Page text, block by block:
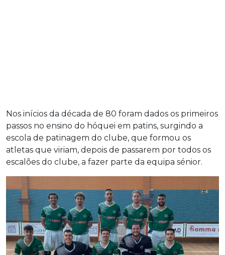
Nos inícios da década de 80 foram dados os primeiros
passos no ensino do hóquei em patins, surgindo a
escola de patinagem do clube, que formou os
atletas que viriam, depois de passarem por todos os
escalões do clube, a fazer parte da equipa sénior.